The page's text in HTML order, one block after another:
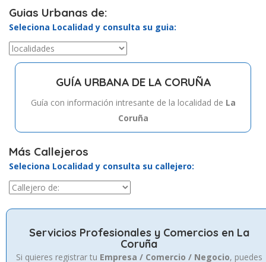
Guias Urbanas de:
Seleciona Localidad y consulta su guia:
GUÍA URBANA DE LA CORUÑA
Guía con información intresante de la localidad de La
Coruña
Más Callejeros
Seleciona Localidad y consulta su callejero:
Servicios Profesionales y Comercios en La
Coruña
Si quieres registrar tu Empresa / Comercio / Negocio, puedes